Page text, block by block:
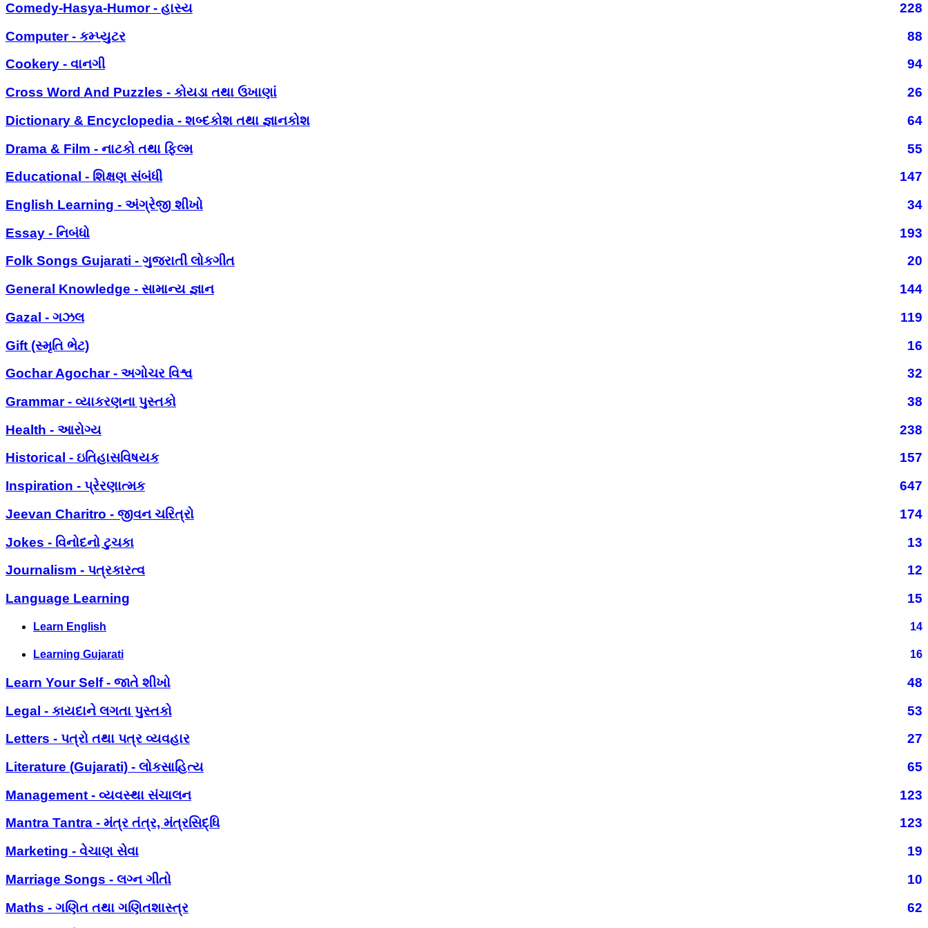
Comedy-Hasya-Humor - હાસ્ય
228
Computer - કમ્પ્યુટર
88
Cookery - વાનગી
94
Cross Word And Puzzles - કોયડા તથા ઉખાણાં
26
Dictionary & Encyclopedia - શબ્દકોશ તથા જ્ઞાનકોશ
64
Drama & Film - નાટકો તથા ફિલ્મ
55
Educational - શિક્ષણ સંબંધી
147
English Learning - અંગ્રેજી શીખો
34
Essay - નિબંધો
193
Folk Songs Gujarati - ગુજરાતી લોકગીત
20
General Knowledge - સામાન્ય જ્ઞાન
144
Gazal - ગઝલ
119
Gift (સ્મૃતિ ભેટ)
16
Gochar Agochar - અગોચર વિશ્વ
32
Grammar - વ્યાકરણના પુસ્તકો
38
Health - આરોગ્ય
238
Historical - ઇતિહાસવિષયક
157
Inspiration - પ્રેરણાત્મક
647
Jeevan Charitro - જીવન ચરિત્રો
174
Jokes - વિનોદનો ટુચકા
13
Journalism - પત્રકારત્વ
12
Language Learning
15
Learn English 14
Learning Gujarati 16
Learn Your Self - જાતે શીખો
48
Legal - કાયદાને લગતા પુસ્તકો
53
Letters - પત્રો તથા પત્ર વ્યવહાર
27
Literature (Gujarati) - લોકસાહિત્ય
65
Management - વ્યવસ્થા સંચાલન
123
Mantra Tantra - મંત્ર તંત્ર, મંત્રસિદ્ધિ
123
Marketing - વેચાણ સેવા
19
Marriage Songs - લગ્ન ગીતો
10
Maths - ગણિત તથા ગણિતશાસ્ત્ર
62